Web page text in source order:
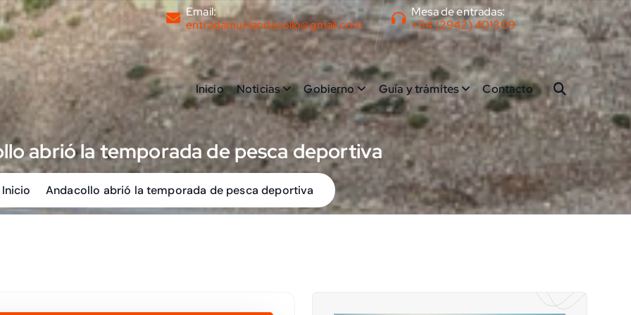
Email:
entradamuniandacollo@gmail.com
Mesa de entradas:
+54 (2942) 401309
Inicio Noticias Gobierno Guía y trámites Contacto
abrió la temporada de pesca deportiva
Inicio Andacollo abrió la temporada de pesca deportiva